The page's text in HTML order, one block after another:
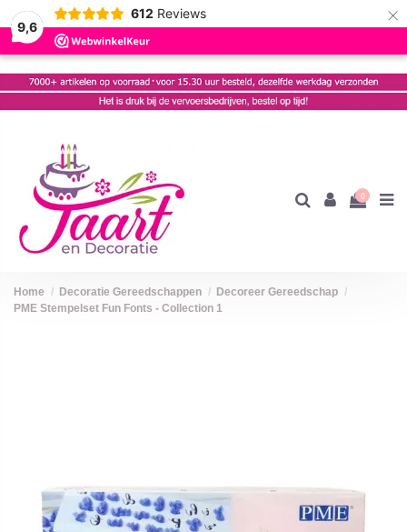
9,6
612 Reviews ×
0
Home Decoratie Gereedschappen
Decoreer Gereedschap
PME Stempelset Fun Fonts - Collection 1